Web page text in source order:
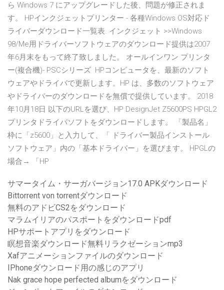
ら Windows 7 にアップグレードした後、問題が修正されま
す。 HPインクジェットプリンター - 各種Windows OS対応ド
ライバーダウンロード一覧表. インクジェット >>Windows
98/Me用ドライバーソフトウェアのダウンロード提供は2007
年6月末をもって終了致しました。 オールインワン プリンタ
ー(複合機)- PSCシリーズ HPコンピュータを、最新のソフト
ウェアやドライバで更新します。HP は、多数のソフトウェア
やドライバーのダウンロードを無償で提供しています。 2018
年10月18日 以下のURLを選び、HP DesignJet Z5600PS HPGL2
プリンタドライバソフトをダウンロードします。 「製品名」
枠に「z5600」と入力して、「 ドライバー製品インストール
ソフトウェア」内の「基本ドライバー」を選びます。 HPGLの
場合→ 「HP
サマータイム・サーガバージョン17.0 APKダウンロード
Bittorrent von torrentダウンロード
無料のアドビCS2をダウンロード
マラムイリアのパスポートをダウンロードpdf
HPサポートアプリをダウンロード
瞑想音楽ダウンロード無料リラクゼーションmp3
Xafアニメーションファイルのダウンロード
IPhoneダウンロード用の感じのアプリ
Nak grace hope perfected albumをダウンロード